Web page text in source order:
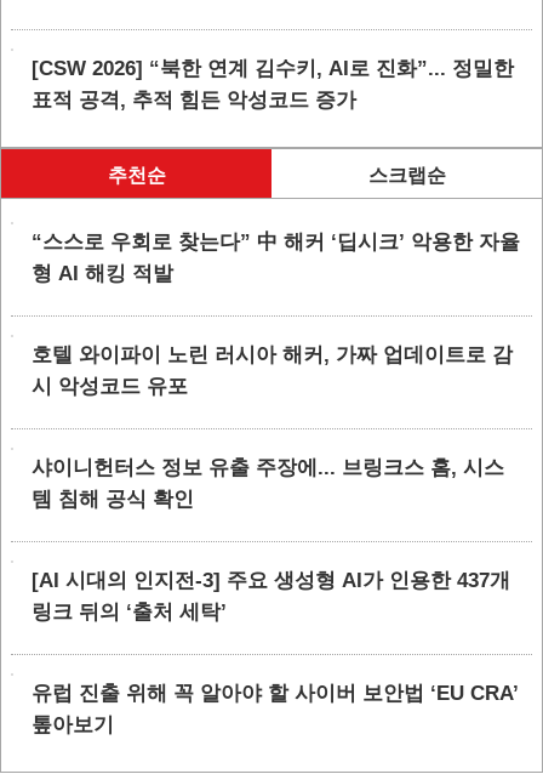
[CSW 2026] “북한 연계 김수키, AI로 진화”... 정밀한
표적 공격, 추적 힘든 악성코드 증가
추천순 스크랩순
“스스로 우회로 찾는다” 中 해커 ‘딥시크’ 악용한 자율
형 AI 해킹 적발
호텔 와이파이 노린 러시아 해커, 가짜 업데이트로 감
시 악성코드 유포
샤이니헌터스 정보 유출 주장에... 브링크스 홈, 시스
템 침해 공식 확인
[AI 시대의 인지전-3] 주요 생성형 AI가 인용한 437개
링크 뒤의 ‘출처 세탁’
유럽 진출 위해 꼭 알아야 할 사이버 보안법 ‘EU CRA’
톺아보기